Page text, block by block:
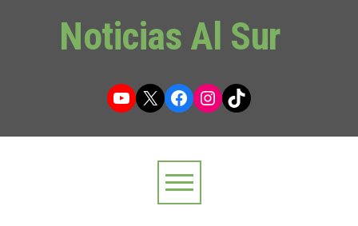
Noticias Al Sur
YouTube
X Facebook
Instagram
TikTok